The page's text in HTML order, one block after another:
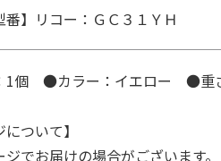
番】リコー：ＧＣ３１ＹＨ
1個 ●カラー：イエロー ●重
について】
でお届けの場合がございます。